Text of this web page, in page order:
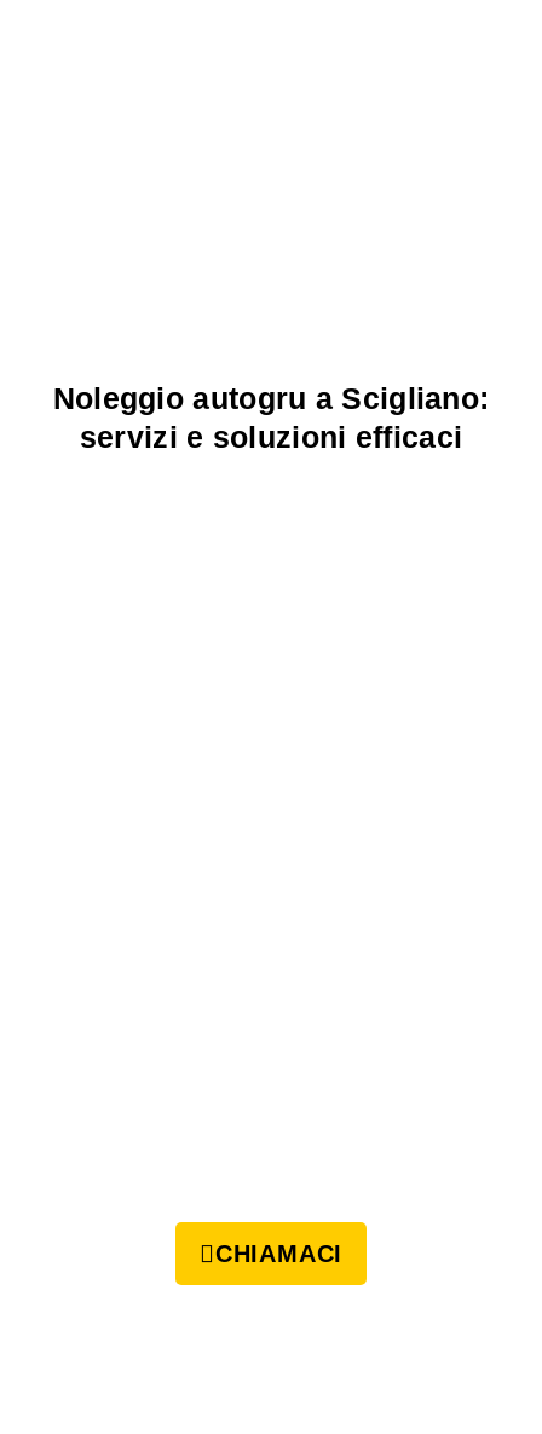
Noleggio autogru a Scigliano:
servizi e soluzioni efficaci
CHIAMACI